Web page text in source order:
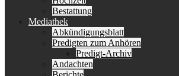
Bestattung
Mediathek
Abkündigungsblatt
Predigten zum Anhören
Predigt-Archiv
Andachten